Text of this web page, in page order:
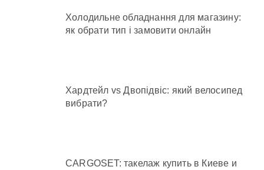
Холодильне обладнання для магазину:
як обрати тип і замовити онлайн
Хардтейл vs Двопідвіс: який велосипед
вибрати?
CARGOSET: такелаж купить в Киеве и